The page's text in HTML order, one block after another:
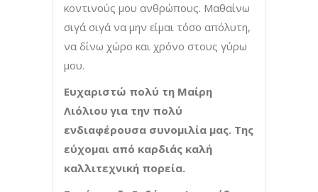
κοντινούς μου ανθρώπους. Μαθαίνω
σιγά σιγά να μην είμαι τόσο απόλυτη,
να δίνω χώρο και χρόνο στους γύρω
μου.
Ευχαριστώ πολύ τη Μαίρη
Λιόλιου για την πολύ
ενδιαφέρουσα συνομιλία μας. Της
εύχομαι από καρδιάς καλή
καλλιτεχνική πορεία.